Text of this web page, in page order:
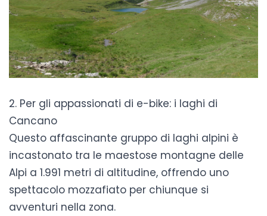
2. Per gli appassionati di e-bike: i laghi di
Cancano
Questo affascinante gruppo di laghi alpini è
incastonato tra le maestose montagne delle
Alpi a 1.991 metri di altitudine, offrendo uno
spettacolo mozzafiato per chiunque si
avventuri nella zona.